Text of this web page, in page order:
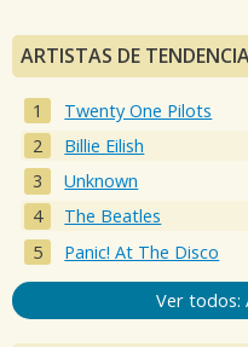
ARTISTAS DE
Twenty One Pilots
Billie Eilish
Unknown
The Beatles
Panic! At The Disco
Ver todos: